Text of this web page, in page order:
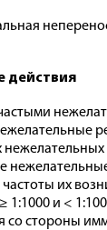
действия
их
1:1000 и <
со стороны